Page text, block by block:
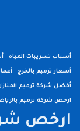
أسباب تسريبات المياه
أسعار ترميم بالخرج
أفضل شركة ترميم
ارخص شركة ترميم
ارخص